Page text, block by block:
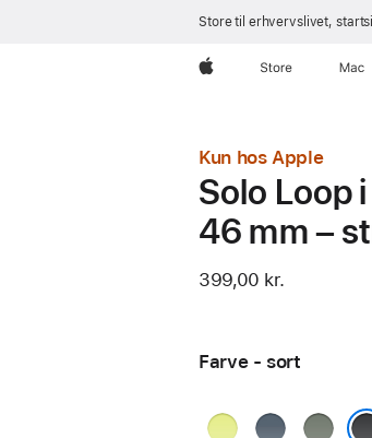
Store til erhvervslivet,
AppleStore Mac
Kun hos Apple
Solo Loop
46 mm –
399,00 kr.
Farve - sort
neongulstålblågrågrøn